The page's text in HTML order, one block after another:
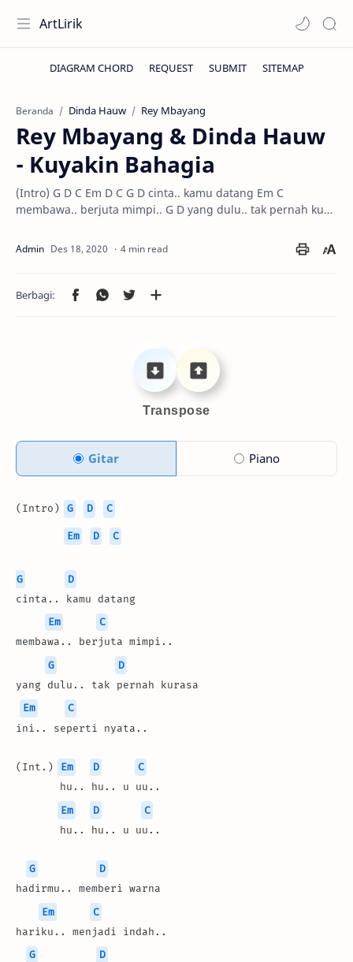
ArtLirik
Beranda Dinda Hauw Rey Mbayang
Rey Mbayang & Dinda Hauw
- Kuyakin Bahagia
(Intro) G D C Em D C G D cinta.. kamu datang Em C
membawa.. berjuta mimpi.. G D yang dulu.. tak pernah ku…
4 min read
Transpose
Gitar Piano
(Intro) G D C
Em D C
G
D
cinta.. kamu datang
Em
C
membawa.. berjuta mimpi..
G
D
yang dulu.. tak pernah kurasa
Em
C
ini.. seperti nyata..
(Int.) Em D
C
       hu.. hu.. u uu..
Em
D
C
       hu.. hu.. u uu..
G
D
hadirmu.. memberi warna
Em
C
hariku.. menjadi indah..
G
D